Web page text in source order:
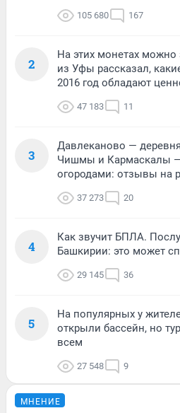
105 680 167
2
На этих монетах можно
из Уфы рассказал,
2016 год обладают
47 183 11
3
Давлеканово —
Чишмы и Кармаскалы
огородами: отзывы на
37 273 20
4
Как звучит БПЛА.
Башкирии: это может
29 145 36
5
На популярных у
открыли бассейн, но
всем
27 548 9
МНЕНИЕ